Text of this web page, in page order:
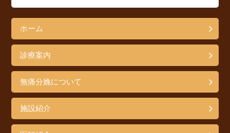
ホーム
診療案内
無痛分娩について
施設紹介